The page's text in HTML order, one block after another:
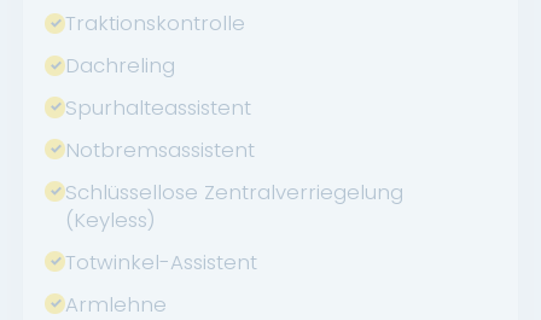
Traktionskontrolle
Dachreling
Spurhalteassistent
Notbremsassistent
Schlüssellose Zentralverriegelung
(Keyless)
Totwinkel-Assistent
Armlehne